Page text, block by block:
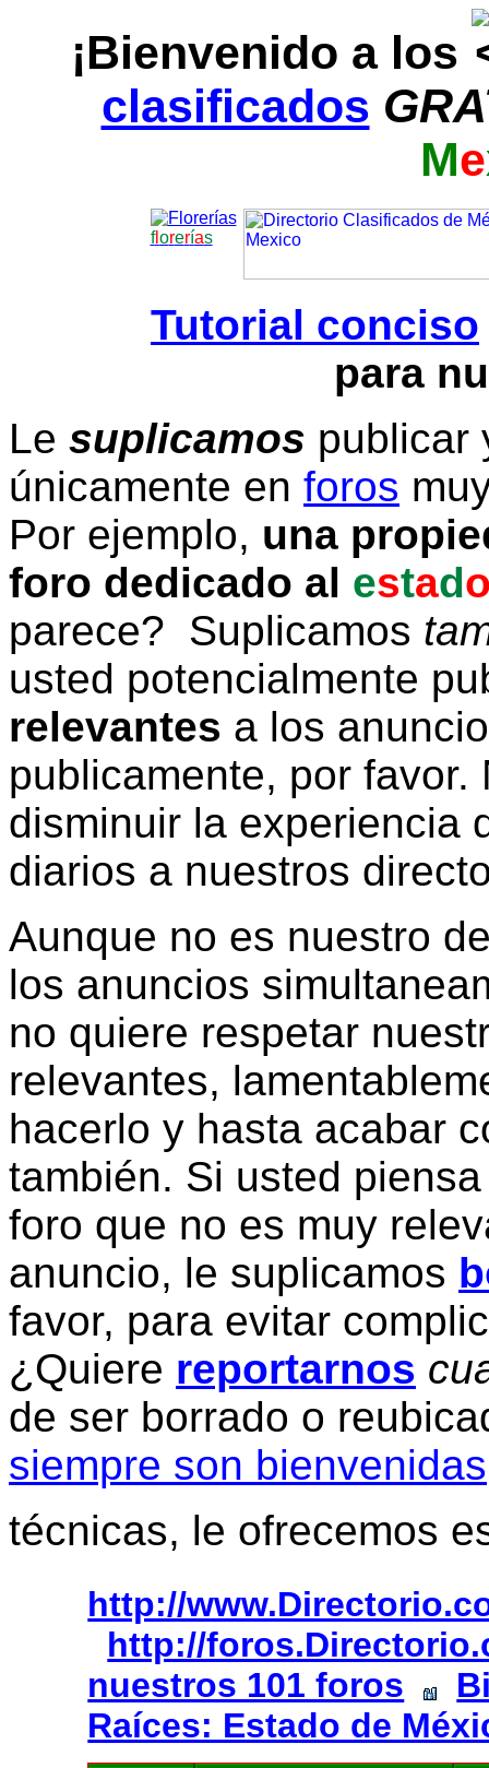
¡Bienvenido a los
clasificados
Me
florerías
Tutorial conciso
para
Le suplicamos publicar
únicamente en foros
Por ejemplo, una
foro dedicado al estad
parece? Suplicamos
usted potencialmente
relevantes a los
publicamente, por
disminuir la experiencia
diarios a nuestros
Aunque no es nuestro
los anuncios
no quiere respetar
relevantes,
hacerlo y hasta acabar
también. Si usted
foro que no es muy
anuncio, le suplicamos
favor, para evitar
¿Quiere reportarnos
de ser borrado o
siempre son bienvenidas
técnicas, le ofrecemos
http://
http://
nuestros 101 foros
Raíces: Estado de